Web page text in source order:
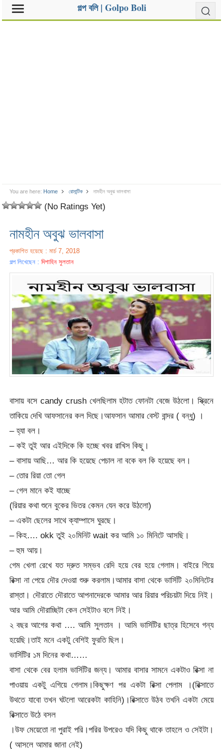
গল্প বলি | Golpo Boli
You are here: Home রোমান্টিক নামহীন অবুঝ ভালবাসা
(No Ratings Yet)
নামহীন অবুঝ ভালবাসা
প্রকাশিত হয়েছে : মার্চ 7, 2018
গল্প লিখেছেন :দিশাহিন সুলতান
বাসায় বসে candy crush খেলছিলাম হটাত ফোনটা বেজে উঠলো। স্ক্রিনে
তাকিয়ে দেখি আফসানের কল দিছে।আফসান আমার বেস্ট বান্দর ( বন্ধু) ।
– হ্যা বল।
– কই তুই আর এইদিকে কি হচ্ছে খবর রাখিস কিছু।
– বাসায় আছি… আর কি হয়েছে পেচাল না বকে বল কি হয়েছে বল।
– তোর রিয়া তো গেল
– গেল মানে কই যাচ্ছে
(রিয়ার কথা শুনে বুকের ভিতর কেমন যেন করে উঠলো)
– একটা ছেলের সাথে ক্যাম্পাসে ঘুরছে।
– কিহ…. okk তুই ২০মিনিট wait কর আমি ১০ মিনিটে আসছি।
– হুম আয়।
গেম খেলা রেখে যত দ্রুত সম্ভব রেদি হয়ে বের হয়ে গেলাম। বাইরে গিয়ে
রিক্সা না পেয়ে দৌর দেওয়া শুরু করলাম।আমার বাসা থেকে ভার্সিটি ২০মিনিটের
রাস্তা। দৌরাতে দৌরাতে আপনাদেরকে আমার আর রিয়ার পরিচয়টা দিয়ে নিই।
আর আমি দৌরাচ্ছিটা কেন সেইটাও বলে নিই।
২ বছর আগের কথা …. আমি সুলতান । আমি ভার্সিটির ছাত্র হিসেবে গন্য
হয়েছি।তাই মনে একটু বেশিই ফুরতি ছিল।
ভার্সিটির ১ম দিনের কথা……
বাসা থেকে বের হলাম ভার্সিটির জন্য। আমার বাসার সামনে একটাও রিক্সা না
পাওয়ায় একটু এগিয়ে গেলাম।কিছুক্ষণ পর একটা রিক্সা পেলাম ।(রিক্সাতে
উথতে যাবো তখন ঘটলো আরেকটা কাহিনি)।রিক্সাতে উঠব তখনি একটা মেয়ে
রিক্সাতে উঠে বসল
।উফ মেয়েতো না পুরাই পরি।পরির উপরেও যদি কিছু থাকে তাহলে ও সেইটা।
( আসলে আমার জানা নেই)